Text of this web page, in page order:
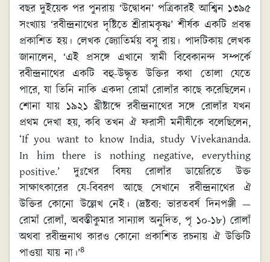
বছর দুইয়েক পর পুনরায় ‘উদ্বোধন’ পত্রিকারই আশ্বিন ১৩৯৫
সংখ্যায় ‘রবীন্দ্রনাথের দৃষ্টিতে শ্রীরামকৃষ্ণ’ শীর্ষক একটি প্রবন্ধ
প্রকাশিত হয়। লেখক জ্যোতির্ময় বসু রায়। পাদটিকায় লেখক
জানালেন, ‘এই প্রসঙ্গে এখানে স্বামী বিবেকানন্দ সম্পর্কে
রবীন্দ্রনাথের একটি বহু-উদ্ধৃত উক্তির কথা তোলা যেতে
পারে, যা তিনি নাকি একদা রোমাঁ রোলাঁর কাছে করেছিলেন।
শোনা যায় ১৯২১ খ্রীষ্টাব্দে রবীন্দ্রনাথের সঙ্গে রোলাঁর যখন
প্রথম দেখা হয়, কবি তখন ঐ ফরাসী মনীষীকে বলেছিলেন,
‘If you want to know India, study Vivekananda.
In him there is nothing negative, everything
positive.’ দুঃখের বিষয় রোলাঁর ডায়েরিতে উক্ত
সাক্ষাৎকারের যে-বিবরণ আছে সেখানে রবীন্দ্রনাথের ঐ
উক্তির কোনো উল্লেখ নেই। (দ্রষ্টব্য: ভারতবর্ষ দিনপঞ্জী —
রোমাঁ রোলাঁ, অবস্তীকুমার সান্যাল অনুদিত, পৃ ১০-১৮) রোলাঁ
অথবা রবীন্দ্রনাথ কারও কোনো প্রকাশিত রচনায় ঐ উক্তিটি
পাওয়া যায় না।’৪